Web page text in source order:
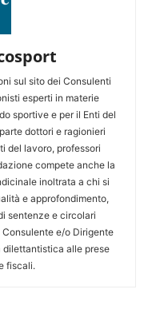
sul sito dei Consulenti
esperti in materie
sportive e per il Enti del
dottori e ragionieri
del lavoro, professori
compete anche la
inoltrata a chi si
e approfondimento,
sentenze e circolari
e/o Dirigente
alle prese
fiscali.